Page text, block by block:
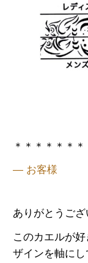
＊＊＊＊＊＊
— お客様
ありがとうござ
このカエルが
ザインを軸に